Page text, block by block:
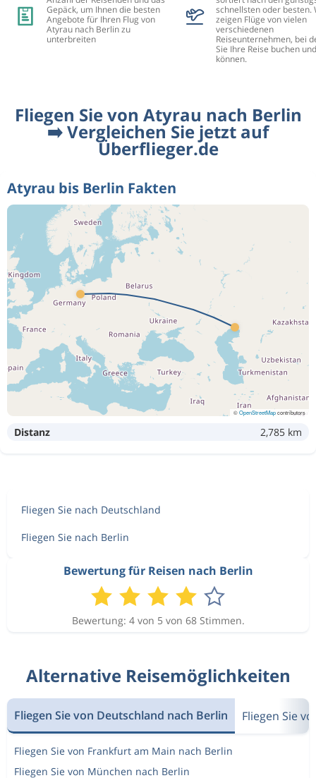
Gepäck, um Ihnen die besten
Angebote für Ihren Flug von
Atyrau nach Berlin zu
unterbreiten
schnellsten oder besten.
zeigen Flüge von vielen
verschiedenen
Reiseunternehmen, bei
Sie Ihre Reise buchen
können.
Fliegen Sie von Atyrau nach Berlin
➡️ Vergleichen Sie jetzt auf
Überflieger.de
Atyrau bis Berlin Fakten
©OpenStreetMapcontributors
Distanz 2,785 km
Fliegen Sie nach Deutschland
Fliegen Sie nach Berlin
Bewertung für Reisen nach Berlin
Bewertung: 4 von 5 von 68 Stimmen.
Alternative Reisemöglichkeiten
Fliegen Sie von Deutschland nach Berlin Fliegen Sie
Fliegen Sie von Frankfurt am Main nach Berlin
Fliegen Sie von München nach Berlin